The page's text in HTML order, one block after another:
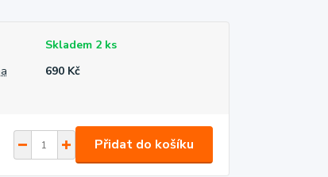
Skladem 2 ks
690 Kč
Přidat do košíku